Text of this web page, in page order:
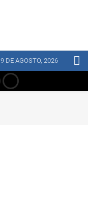
9 DE AGOSTO, 2026